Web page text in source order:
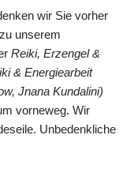
wir Sie vorher
unserem
Reiki, Erzengel &
& Energiearbeit
Jnana Kundalini)
vorneweg. Wir
Unbedenkliche